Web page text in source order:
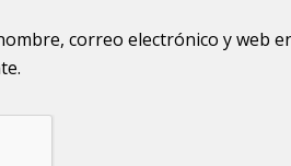
correo electrónico y web